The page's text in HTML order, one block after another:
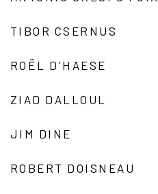
TIBOR CSERNUS
ROËL D'HAESE
ZIAD DALLOUL
JIM DINE
ROBERT DOISNEAU